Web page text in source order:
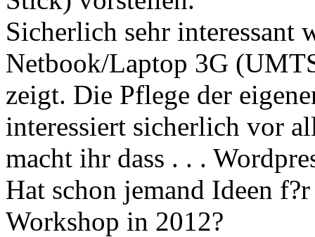
Sicherlich sehr interessant
Netbook/Laptop 3G
zeigt. Die Pflege der
interessiert sicherlich vor
macht ihr dass . . .
Hat schon jemand Ideen
Workshop in 2012?